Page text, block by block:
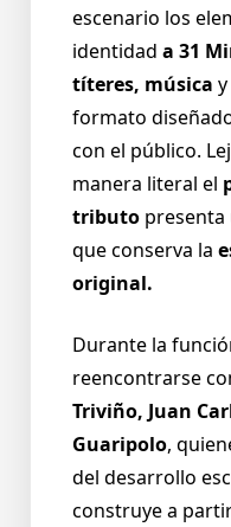
escenario los
identidad a 31
títeres, música y
formato
con el público.
manera literal el
tributo presenta
que conserva la
original.
Durante la
reencontrarse
Triviño, Juan
Guaripolo,
del desarrollo
construye a